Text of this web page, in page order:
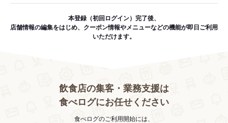
本登録（初回ログイン）完了後、
店舗情報の編集をはじめ、クーポン情報やメニューなどの機能が即日ご利用
いただけます。
飲食店の集客・業務支援は
食べログにお任せください
食べログのご利用開始には、